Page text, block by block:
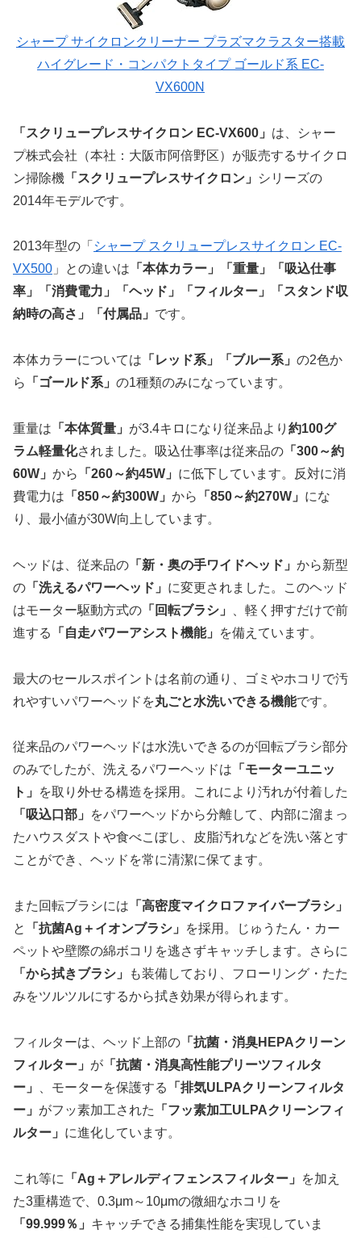
シャープ サイクロンクリーナー プラズマクラスター搭載
ハイグレード・コンパクトタイプ ゴールド系 EC-
VX600N
「スクリュープレスサイクロン EC-VX600」 は、シャー
プ株式会社（本社：大阪市阿倍野区）が販売するサイクロ
ン掃除機 「スクリュープレスサイクロン」
シリーズの
2014年モデルです。
2013年型の「 シャープ スクリュープレスサイクロン EC-
VX500 」との違いは 「本体カラー」「重量」「吸込仕事
率」「消費電力」「ヘッド」「フィルター」「スタンド収
納時の高さ」「付属品」 です。
本体カラーについては 「レッド系」「ブルー系」 の2色か
ら
「ゴールド系」 の1種類のみになっています。
重量は 「本体質量」 が3.4キロになり従来品より 約100グ
ラム軽量化されました。吸込仕事率は従来品の 「300～約
60W」 から 「260～約45W」 に低下しています。反対に消
費電力は 「850～約300W」 から 「850～約270W」 にな
り、最小値が30W向上しています。
ヘッドは、従来品の 「新・奥の手ワイドヘッド」 から新型
の 「洗えるパワーヘッド」 に変更されました。このヘッド
はモーター駆動方式の 「回転ブラシ」
、軽く押すだけで前
進する
「自走パワーアシスト機能」 を備えています。
最大のセールスポイントは名前の通り、ゴミやホコリで汚
れやすいパワーヘッドを丸ごと水洗いできる機能です。
従来品のパワーヘッドは水洗いできるのが回転ブラシ部分
のみでしたが、洗えるパワーヘッドは 「モーターユニッ
ト」
を取り外せる構造を採用。これにより汚れが付着した
「吸込口部」
をパワーヘッドから分離して、内部に溜まっ
たハウスダストや食べこぼし、皮脂汚れなどを洗い落とす
ことができ、ヘッドを常に清潔に保てます。
また回転ブラシには 「高密度マイクロファイバーブラシ」
と
「抗菌Ag＋イオンブラシ」
を採用。じゅうたん・カー
ペットや壁際の綿ボコリを逃さずキャッチします。さらに
「から拭きブラシ」
も装備しており、フローリング・たた
みをツルツルにするから拭き効果が得られます。
フィルターは、ヘッド上部の 「抗菌・消臭HEPAクリーン
フィルター」 が 「抗菌・消臭高性能プリーツフィルタ
ー」
、モーターを保護する
「排気ULPAクリーンフィルタ
ー」 がフッ素加工された
「フッ素加工ULPAクリーンフィ
ルター」 に進化しています。
これ等に 「Ag＋アレルディフェンスフィルター」
を加え
た3重構造で、0.3μm～10μmの微細なホコリを
「99.999％」 キャッチできる捕集性能を実現していま